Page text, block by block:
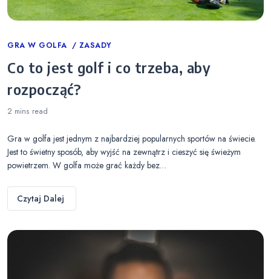
Categories
GRA W GOLFA ZASADY
Co to jest golf i co trzeba, aby
rozpocząć?
2 mins read
Gra w golfa jest jednym z najbardziej popularnych sportów na świecie.
Jest to świetny sposób, aby wyjść na zewnątrz i cieszyć się świeżym
powietrzem. W golfa może grać każdy bez…
Czytaj Dalej